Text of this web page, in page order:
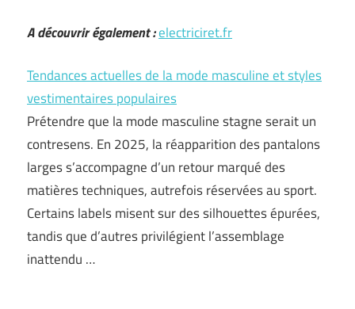
A découvrir également :electriciret.fr
Tendances actuelles de la mode masculine et styles
vestimentaires populaires
Prétendre que la mode masculine stagne serait un
contresens. En 2025, la réapparition des pantalons
larges s’accompagne d’un retour marqué des
matières techniques, autrefois réservées au sport.
Certains labels misent sur des silhouettes épurées,
tandis que d’autres privilégient l’assemblage
inattendu …